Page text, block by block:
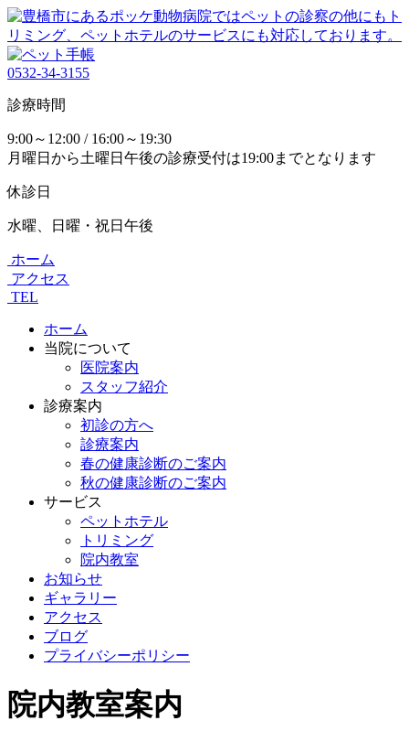
0532-34-3155
診療時間
9:00～12:00 / 16:00～19:30
月曜日から土曜日午後の診療受付は19:00までとなります
休診日
水曜、日曜・祝日午後
ホーム
アクセス
TEL
ホーム
当院について
医院案内
スタッフ紹介
診療案内
初診の方へ
診療案内
春の健康診断のご案内
秋の健康診断のご案内
サービス
ペットホテル
トリミング
院内教室
お知らせ
ギャラリー
アクセス
ブログ
プライバシーポリシー
院内教室案内